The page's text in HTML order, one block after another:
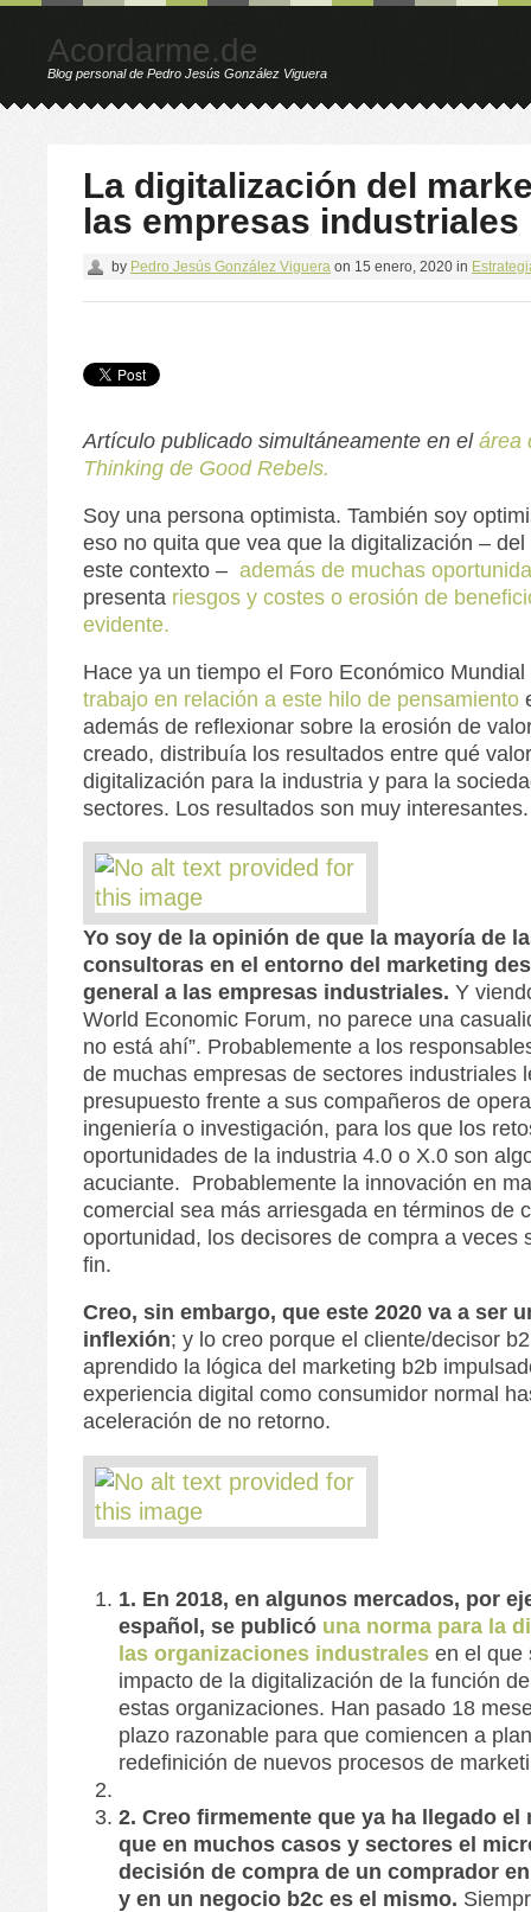
Acordarme.de
Blog personal de Pedro Jesús González Viguera
La digitalización del
las empresas industriales
by Pedro Jesús González Viguera on 15 enero, 2020 in
Artículo publicado simultáneamente en el área
Thinking de Good Rebels.
Soy una persona optimista. También soy
eso no quita que vea que la digitalización –
este contexto – además de muchas
presenta riesgos y costes o erosión de
evidente.
Hace ya un tiempo el Foro Económico Mundial
trabajo en relación a este hilo de pensamiento
además de reflexionar sobre la erosión de
creado, distribuía los resultados entre qué
digitalización para la industria y para la
sectores. Los resultados son muy interesantes.
Yo soy de la opinión de que la mayoría de
consultoras en el entorno del marketing
general a las empresas industriales. Y
World Economic Forum, no parece una
no está ahí”. Probablemente a los
de muchas empresas de sectores industriales
presupuesto frente a sus compañeros de
ingeniería o investigación, para los que los
oportunidades de la industria 4.0 o X.0 son
acuciante. Probablemente la innovación en
comercial sea más arriesgada en términos de
oportunidad, los decisores de compra a
fin.
Creo, sin embargo, que este 2020 va a ser
inflexión; y lo creo porque el cliente/decisor
aprendido la lógica del marketing b2b
experiencia digital como consumidor normal
aceleración de no retorno.
1. En 2018, en algunos mercados, por
español, se publicó una norma para la
las organizaciones industrales en el que
impacto de la digitalización de la función
estas organizaciones. Han pasado 18
plazo razonable para que comiencen a
redefinición de nuevos procesos de
2. Creo firmemente que ya ha llegado el
que en muchos casos y sectores el
decisión de compra de un comprador
y en un negocio b2c es el mismo.